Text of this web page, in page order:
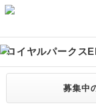
ロイヤルパークス
募集中